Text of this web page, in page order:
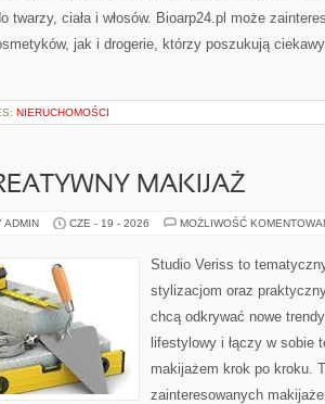
twarzy, ciała i włosów. Bioarp24.pl może
jak i drogerie, którzy poszukują
NIERUCHOMOŚCI
MAKIJAŻ
ADMIN CZE - 19 - 2026 MOŻLIWOŚĆ
Studio Veriss to
stylizacjom oraz
chcą odkrywać nowe
lifestylowy i łączy w sobie
makijażem krok po kroku.
zainteresowanych